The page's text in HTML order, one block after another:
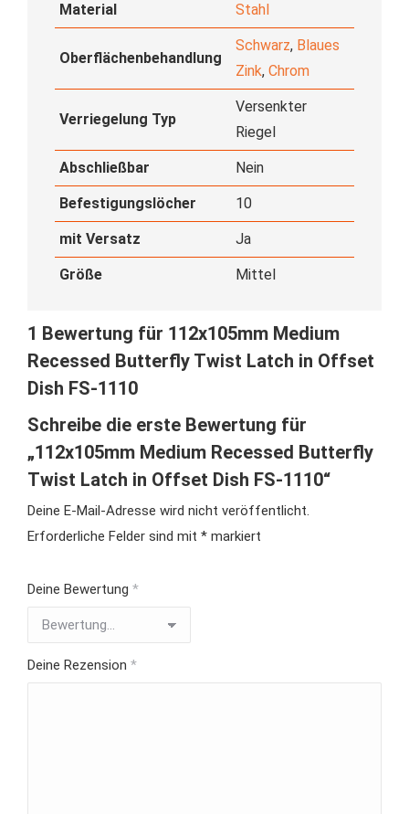
Material Stahl
Oberflächenbehandlung
Schwarz, Blaues
Zink, Chrom
Verriegelung Typ
Versenkter
Riegel
Abschließbar Nein
Befestigungslöcher 10
mit Versatz Ja
Größe Mittel
1 Bewertung für 112x105mm Medium
Recessed Butterfly Twist Latch in Offset
Dish FS-1110
Schreibe die erste Bewertung für
„112x105mm Medium Recessed Butterfly
Twist Latch in Offset Dish FS-1110“
Deine E-Mail-Adresse wird nicht veröffentlicht.
Erforderliche Felder sind mit * markiert
Deine Bewertung *
Deine Rezension *